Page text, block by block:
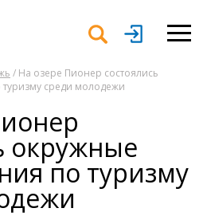
/ На озере Пионер состоялись
среди молодежи
окружные
по туризму